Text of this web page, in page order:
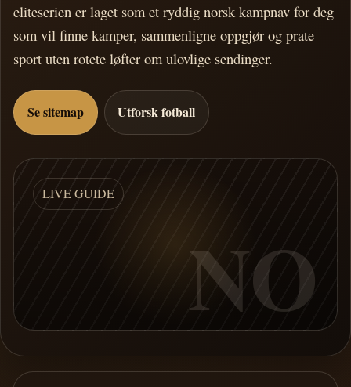
eliteserien er laget som et ryddig norsk kampnav for deg
som vil finne kamper, sammenligne oppgjør og prate
sport uten rotete løfter om ulovlige sendinger.
Se sitemap Utforsk fotball
LIVE GUIDE
NO